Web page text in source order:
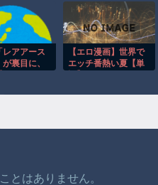
。 は？
レアアース
裏目に、
ィア [8/6]
【エロ漫画】世界で
エッチ番熱い夏【単
とはありません。